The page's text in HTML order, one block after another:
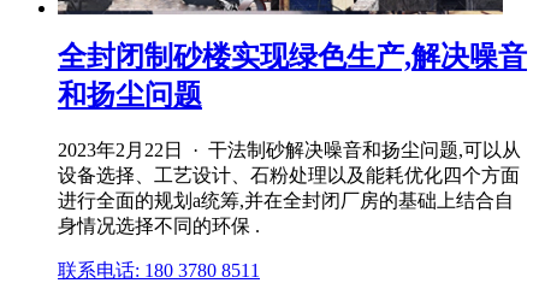
全封闭制砂楼实现绿色生产,解决噪音
和扬尘问题
2023年2月22日 · 干法制砂解决噪音和扬尘问题,可以从
设备选择、工艺设计、石粉处理以及能耗优化四个方面
进行全面的规划a统筹,并在全封闭厂房的基础上结合自
身情况选择不同的环保 .
联系电话: 180 3780 8511